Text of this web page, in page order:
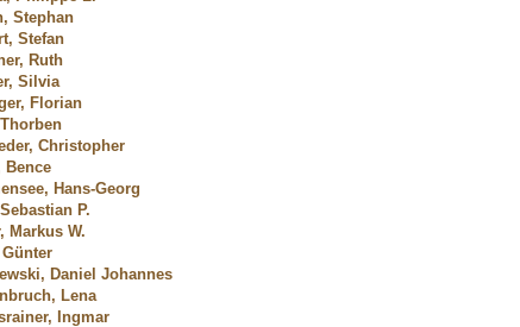
Stephan
Stefan
Ruth
Silvia
Florian
Christopher
Bence
Hans-Georg
P.
Markus W.
Daniel Johannes
Lena
Ingmar